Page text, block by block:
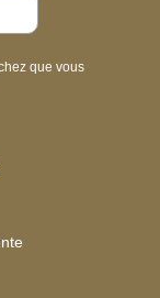
que vous